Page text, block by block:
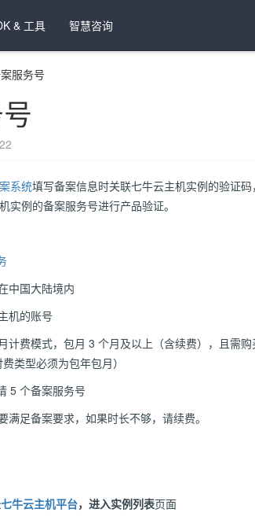
& 工具 智慧咨询
服务号
系统填写备案信息时关联七牛云主机实例的验证码
实例的备案服务号进行产品验证。
中国大陆境内
机的账号
计费模式，包月 3 个月及以上（含续费），且需
类型必须为包年包月）
5 个备案服务号
足备案要求，如果时长不够，请续费。
七牛云主机平台，进入实例列表页面